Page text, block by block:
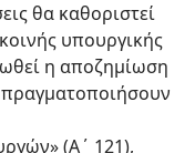
θα καθοριστεί
υπουργικής
η αποζημίωση
(Α΄ 121),